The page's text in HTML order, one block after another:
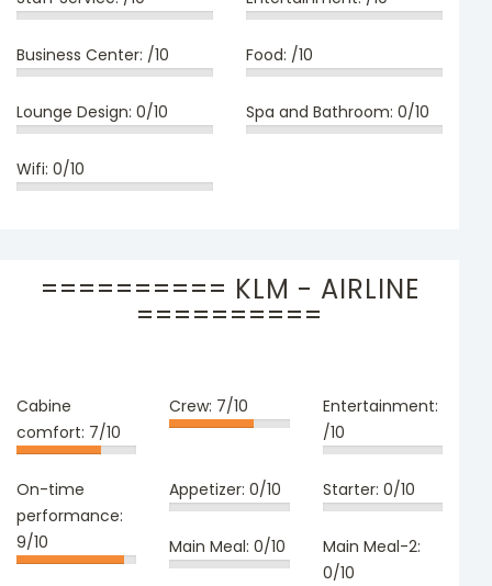
Business Center: /10 Food: /10
Lounge Design: 0/10 Spa and Bathroom: 0/10
Wifi: 0/10
========== KLM - AIRLINE
==========
Cabine
comfort: 7/10
Crew: 7/10
Entertainment:
/10
On-time
performance:
9/10
Appetizer:0/10 Starter: 0/10
Main Meal:0/10
Main Meal-2:
0/10